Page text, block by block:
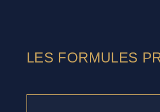
LES FORMULES